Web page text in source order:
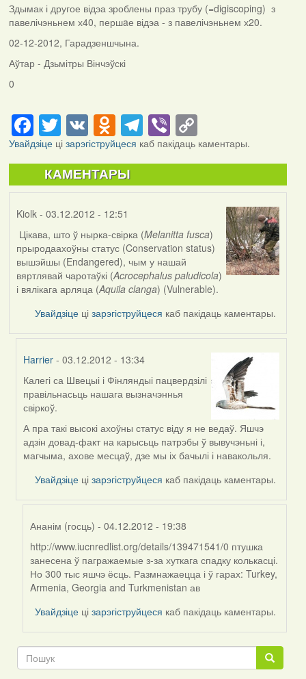
Здымак і другое відэа зроблены праз трубу (=digiscoping) з
павелічэньнем х40, першaе відэа - з павелічэньнем х20.
02-12-2012, Гарадзеншчына.
Аўтар - Дзьмітры Вінчэўскі
0
Facebook
Twitter
VKOdnoklassniki
Telegram
ViberCopy
Link
Увайдзіцеці зарэгіструйцеся каб пакідаць каментары.
КАМЕНТАРЫ
Kiolk- 03.12.2012 - 12:51
Цікава, што ў нырка-свірка (Melanitta fusca)
прыродаахоўны статус (Conservation status)
вышэйшы (Endangered), чым у нашай
вяртлявай чаротаўкі (Acrocephalus paludicola)
і вялікага арляца (Aquila clanga) (Vulnerable).
Увайдзіце цізарэгіструйцеся каб пакідаць каментары.
Harrier - 03.12.2012 - 13:34
In
reply
to
by
Kiolk
Калегі са Швецыі і Фінляндыі пацвердзілі
правільнасьць нашага вызначэннья
свіркоў.
А пра такі высокі ахоўны статус віду я не ведаў. Яшчэ
адзін довад-факт на карысьць патрэбы ў вывучэньні і,
магчыма, ахове месцаў, дзе мы іх бачылі і навакольля.
Увайдзіце цізарэгіструйцеся каб пакідаць каментары.
Ананім (госць) - 04.12.2012 - 19:38
In
reply
to
by
Harrier
http://www.iucnredlist.org/details/139471541/0 птушка
занесена ў пагражаемые з-за хуткага спадку колькасці.
Но 300 тыс яшчэ ёсць. Размнажаецца і ў гарах: Turkey,
Armenia, Georgia and Turkmenistan ав
Увайдзіце цізарэгіструйцеся каб пакідаць каментары.
Пошук
Пошук